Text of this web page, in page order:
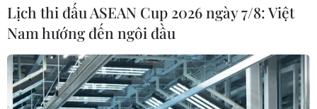
Lịch thi đấu ASEAN Cup 2026 ngày 7/8: Việt
Nam hướng đến ngôi đầu